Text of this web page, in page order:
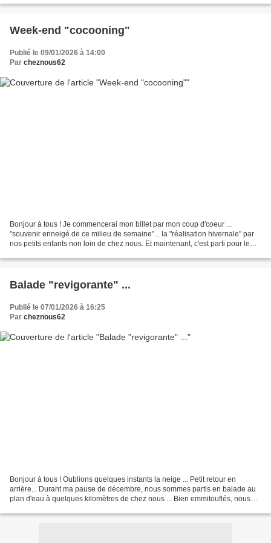
Week-end "cocooning"
Publié le 09/01/2026 à 14:00
Par cheznous62
Bonjour à tous ! Je commencerai mon billet par mon coup d'coeur ...
"souvenir enneigé de ce milieu de semaine"... la "réalisation hivernale" par
nos petits enfants non loin de chez nous. Et maintenant, c'est parti pour le
Balade "revigorante" ...
Publié le 07/01/2026 à 16:25
Par cheznous62
Bonjour à tous ! Oublions quelques instants la neige ... Petit retour en
arrière... Durant ma pause de décembre, nous sommes partis en balade au
plan d'eau à quelques kilomètres de chez nous ... Bien emmitouflés, nous